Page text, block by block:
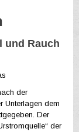
und Rauch
der
Unterlagen dem
Der
der